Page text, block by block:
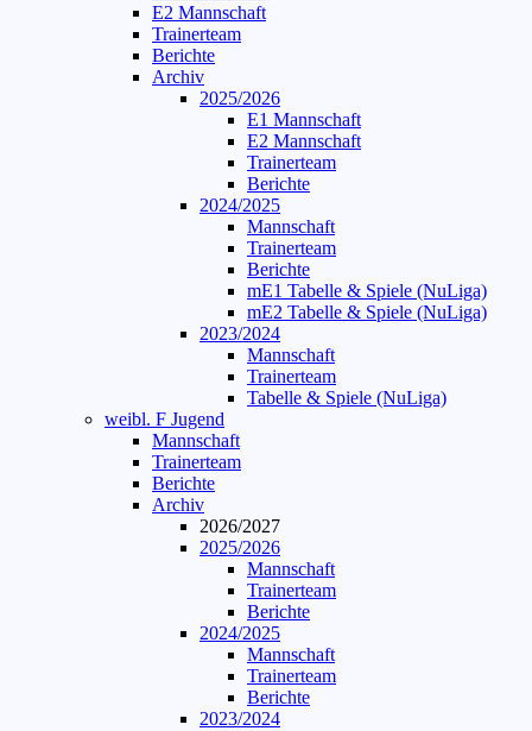
E2 Mannschaft
Trainerteam
Berichte
Archiv
2025/2026
E1 Mannschaft
E2 Mannschaft
Trainerteam
Berichte
2024/2025
Mannschaft
Trainerteam
Berichte
mE1 Tabelle & Spiele (NuLiga)
mE2 Tabelle & Spiele (NuLiga)
2023/2024
Mannschaft
Trainerteam
Tabelle & Spiele (NuLiga)
weibl. F Jugend
Mannschaft
Trainerteam
Berichte
Archiv
2026/2027
2025/2026
Mannschaft
Trainerteam
Berichte
2024/2025
Mannschaft
Trainerteam
Berichte
2023/2024